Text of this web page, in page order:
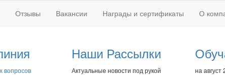
Отзывы Вакансии Награды и сертификаты О
вопросов
Наши Рассылки
Актуальные новости под рукой на август